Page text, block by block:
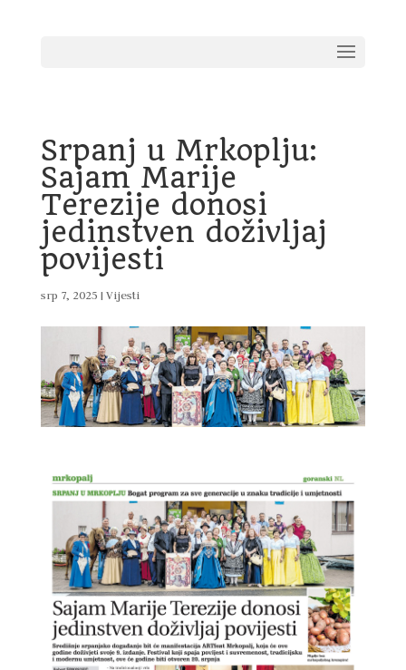
Srpanj u Mrkoplju:
Sajam Marije
Terezije donosi
jedinstven doživljaj
povijesti
srp 7, 2025 | Vijesti